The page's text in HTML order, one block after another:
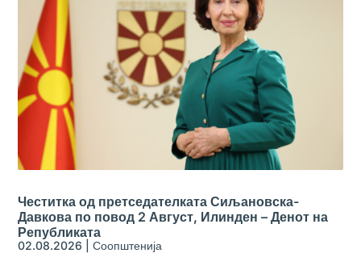
Честитка од претседателката Сиљановска-
Давкова по повод 2 Август, Илинден – Денот на
Републиката
02.08.2026 |Соопштенија